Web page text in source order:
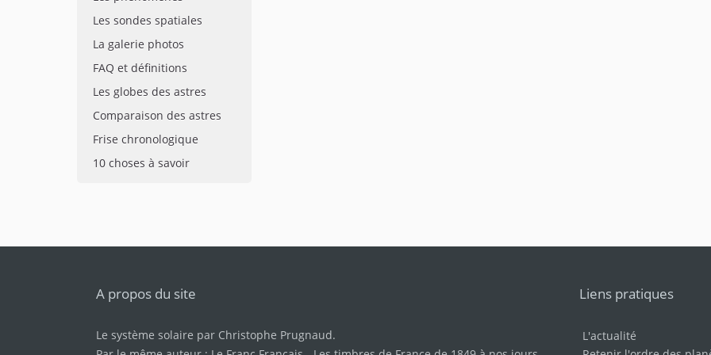
Les sondes spatiales
La galerie photos
FAQ et définitions
Les globes des astres
Comparaison des astres
Frise chronologique
10 choses à savoir
A propos du site
Le système solaire par Christophe Prugnaud.
Liens pratiques
L'actualité